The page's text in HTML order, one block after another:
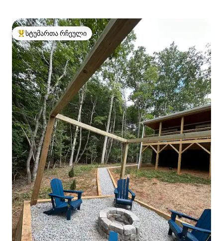
სტუმართა რჩეული მოწინავე ვარიანტი
სტუმართა რჩეული